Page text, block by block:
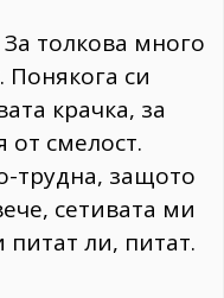
толкова много
. Понякога си
крачка, за
от смелост.
трудна, защото
сетивата ми
ли, питат.